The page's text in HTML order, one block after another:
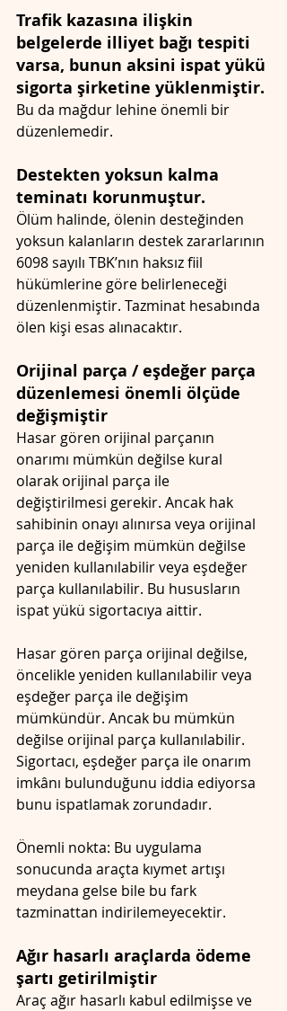
Trafik kazasına ilişkin
belgelerde illiyet bağı tespiti
varsa, bunun aksini ispat yükü
sigorta şirketine yüklenmiştir.
Bu da mağdur lehine önemli bir
düzenlemedir.
Destekten yoksun kalma
teminatı korunmuştur.
Ölüm halinde, ölenin desteğinden
yoksun kalanların destek zararlarının
6098 sayılı TBK’nın haksız fiil
hükümlerine göre belirleneceği
düzenlenmiştir. Tazminat hesabında
ölen kişi esas alınacaktır.
Orijinal parça / eşdeğer parça
düzenlemesi önemli ölçüde
değişmiştir
Hasar gören orijinal parçanın
onarımı mümkün değilse kural
olarak orijinal parça ile
değiştirilmesi gerekir. Ancak hak
sahibinin onayı alınırsa veya orijinal
parça ile değişim mümkün değilse
yeniden kullanılabilir veya eşdeğer
parça kullanılabilir. Bu hususların
ispat yükü sigortacıya aittir.
Hasar gören parça orijinal değilse,
öncelikle yeniden kullanılabilir veya
eşdeğer parça ile değişim
mümkündür. Ancak bu mümkün
değilse orijinal parça kullanılabilir.
Sigortacı, eşdeğer parça ile onarım
imkânı bulunduğunu iddia ediyorsa
bunu ispatlamak zorundadır.
Önemli nokta: Bu uygulama
sonucunda araçta kıymet artışı
meydana gelse bile bu fark
tazminattan indirilemeyecektir.
Ağır hasarlı araçlarda ödeme
şartı getirilmiştir
Araç ağır hasarlı kabul edilmişse ve